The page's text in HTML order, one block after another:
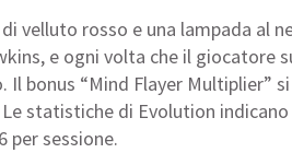
velluto rosso e una lampada al
e ogni volta che il giocatore
bonus “Mind Flayer Multiplier”
statistiche di Evolution
per sessione.